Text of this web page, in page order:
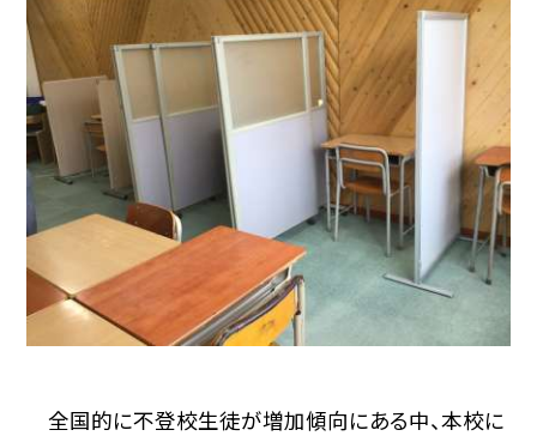
全国的に不登校生徒が増加傾向にある中、本校に